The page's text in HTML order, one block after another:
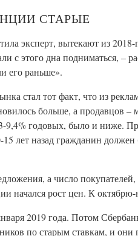
СТАРЫЕ
эксперт, вытекают из
с этого дна подниматься, –
его раньше».
стал тот факт, что из
больше, а продавцов
9,4% годовых, было и ниже.
лет назад гражданин
а число
начался рост цен. К
2019 года. Потом
по старым ставкам, и